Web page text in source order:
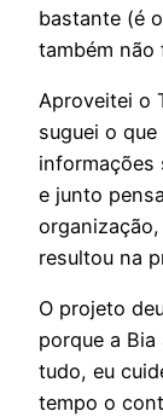
bastante (é
também
Aproveitei o
suguei o
informações
e junto
resultou na
O projeto
porque a
tudo, eu
tempo o